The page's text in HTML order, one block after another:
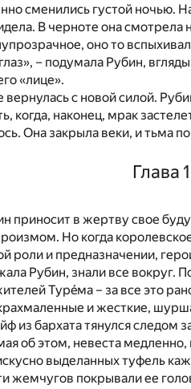
сменились густой ночью.
В черноте она
оно то
– подумала Рубин,
«лице».
с новой силой.
когда, наконец, мрак
Она закрыла веки, и тьма
Глава 1
приносит в жертву свое
Но когда
роли и предназначении,
Рубин, знали все вокруг.
Турéма – за все это
и жесткие,
из бархата тянулся
об этом, невеста
выделанных туфель
жемчугов покрывали ее